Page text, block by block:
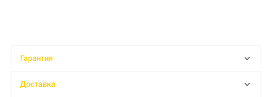
Гарантия
Доставка